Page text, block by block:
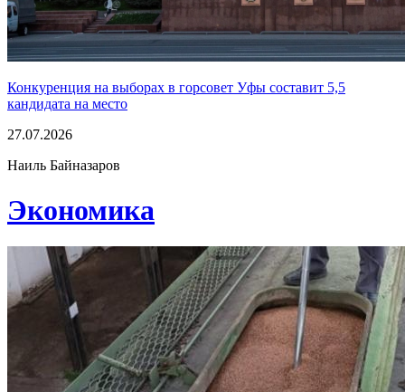
Конкуренция на выборах в горсовет Уфы составит 5,5
кандидата на место
27.07.2026
Наиль Байназаров
Экономика